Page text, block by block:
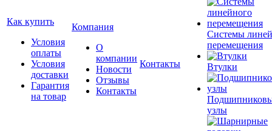
Как купить
Условия
оплаты
Условия
доставки
Гарантия
на товар
Компания
О
компании
Новости
Отзывы
Контакты
Контакты
Системы
перемещения
Втулки
узлы